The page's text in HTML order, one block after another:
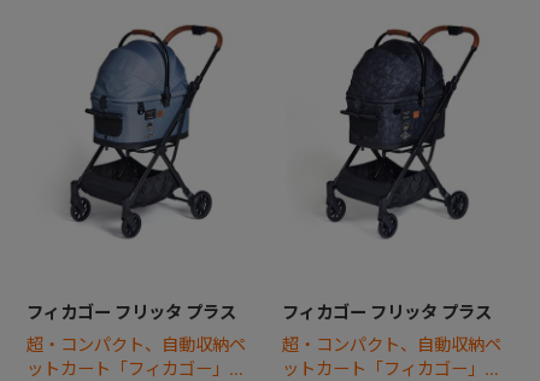
フィカゴー フリッタ プラス
超・コンパクト、自動収納ペ
ットカート「フィカゴー」に
フィカゴー フリッタ プラス
超・コンパクト、自動収納ペ
ットカート「フィカゴー」に